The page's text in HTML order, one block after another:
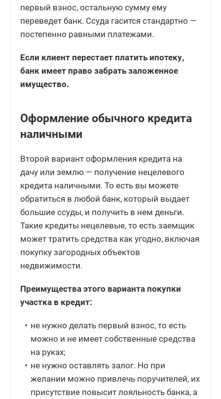
первый взнос, остальную сумму ему
переведет банк. Ссуда гасится стандартно —
постепенно равными платежами.
Если клиент перестает платить ипотеку,
банк имеет право забрать заложенное
имущество.
Оформление обычного кредита
наличными
Второй вариант оформления кредита на
дачу или землю — получение нецелевого
кредита наличными. То есть вы можете
обратиться в любой банк, который выдает
большие ссуды, и получить в нем деньги.
Такие кредиты нецелевые, то есть заемщик
может тратить средства как угодно, включая
покупку загородных объектов
недвижимости.
Преимущества этого варианта покупки
участка в кредит:
не нужно делать первый взнос, то есть
можно и не имеет собственные средства
на руках;
не нужно оставлять залог. Но при
желании можно привлечь поручителей, их
присутствие повысит лояльность банка, а